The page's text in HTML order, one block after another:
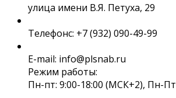
улица имени В.Я. Петуха, 29
Телефонс: +7 (932) 090-49-99
E-mail: info@plsnab.ru
Режим работы:
Пн-пт: 9:00-18:00 (МСК+2), Пн-Пт